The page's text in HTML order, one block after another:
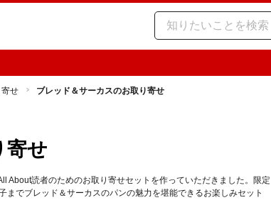
せ ブレッド＆サーカスのお取り寄せ
寄せ
About読者のためのお取り寄せセットを作っていただきました。限定
でブレッド＆サーカスのパンの魅力を堪能できるお楽しみセット